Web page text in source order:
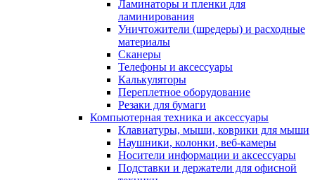
Ламинаторы и пленки для
ламинирования
Уничтожители (шредеры) и расходные
материалы
Сканеры
Телефоны и аксессуары
Калькуляторы
Переплетное оборудование
Резаки для бумаги
Компьютерная техника и аксессуары
Клавиатуры, мыши, коврики для мыши
Наушники, колонки, веб-камеры
Носители информации и аксессуары
Подставки и держатели для офисной